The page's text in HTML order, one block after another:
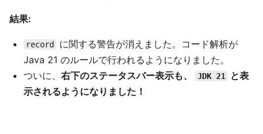
結果:
record
に関する警告が消えました。コード解析が
Java 21 のルールで行われるようになりました。
ついに、 右下のステータスバー表示も、 JDK 21
と表
示されるようになりました！